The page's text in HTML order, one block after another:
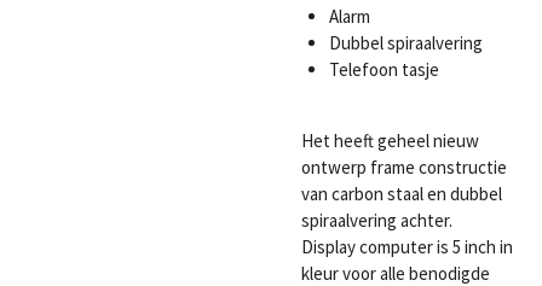
Alarm
Dubbel spiraalvering
Telefoon tasje
Het heeft geheel nieuw
ontwerp frame constructie
van carbon staal en dubbel
spiraalvering achter.
Display computer is 5 inch in
kleur voor alle benodigde